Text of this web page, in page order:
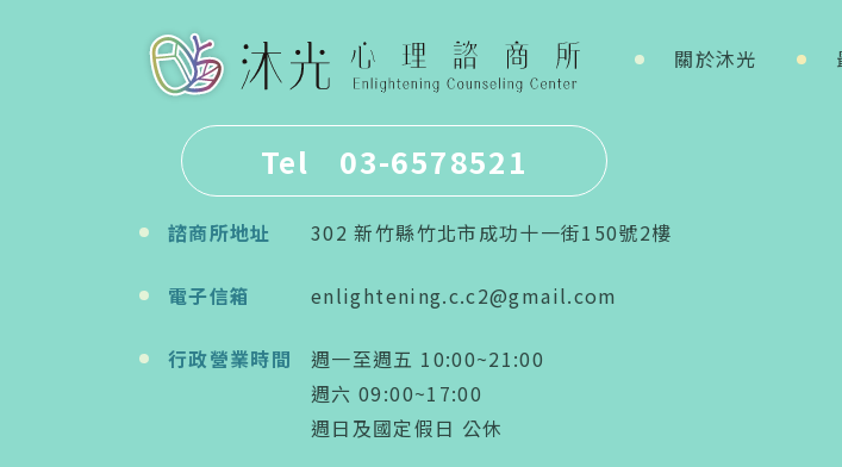
關於沐光
Tel 03-6578521
諮商所地址 302 新竹縣竹北市成功十一街150號2樓
電子信箱 enlightening.c.c2@gmail.com
行政營業時間
週一至週五 10:00~21:00
週六 09:00~17:00
週日及國定假日 公休